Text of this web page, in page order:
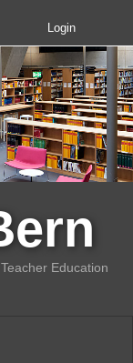
Login
Education